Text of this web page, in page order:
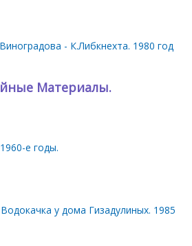
- К.Либкнехта. 1980 год
Материалы.
е годы.
у дома Гизадулиных. 1985